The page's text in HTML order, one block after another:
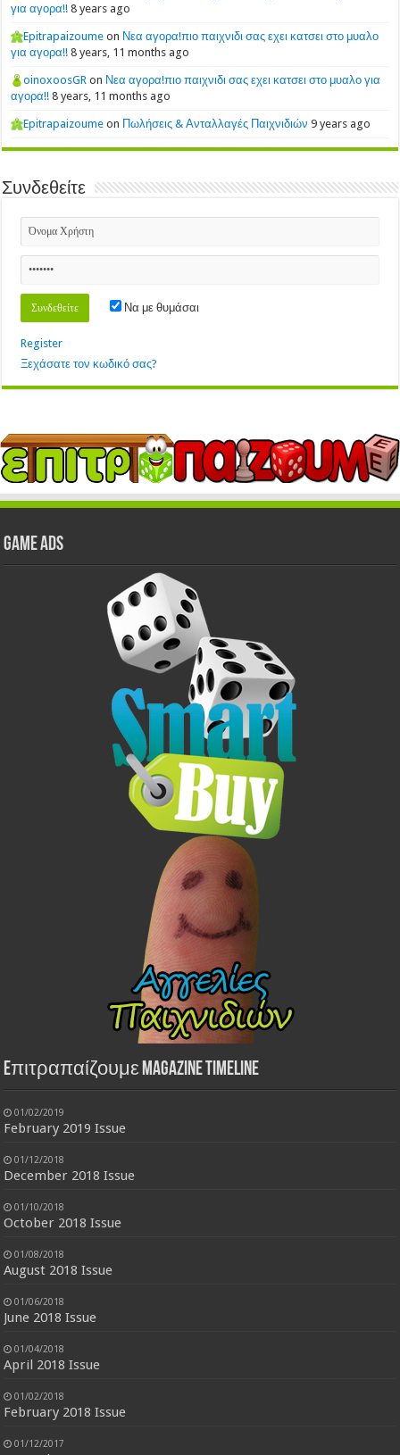
για αγορα!! 8 years ago
Epitrapaizoume on Νεα αγορα!πιο παιχνιδι σας εχει κατσει στο μυαλο
για αγορα!! 8 years, 11 months ago
oinoxoosGR on Νεα αγορα!πιο παιχνιδι σας εχει κατσει στο μυαλο για
αγορα!! 8 years, 11 months ago
Epitrapaizoume on Πωλήσεις & Ανταλλαγές Παιχνιδιών 9 years ago
Συνδεθείτε
Να με θυμάσαι
Register
Ξεχάσατε τον κωδικό σας?
GAME ADS
Eπιτραπαίζουμε Magazine Timeline
01/02/2019
February 2019 Issue
01/12/2018
December 2018 Issue
01/10/2018
October 2018 Issue
01/08/2018
August 2018 Issue
01/06/2018
June 2018 Issue
01/04/2018
April 2018 Issue
01/02/2018
February 2018 Issue
01/12/2017